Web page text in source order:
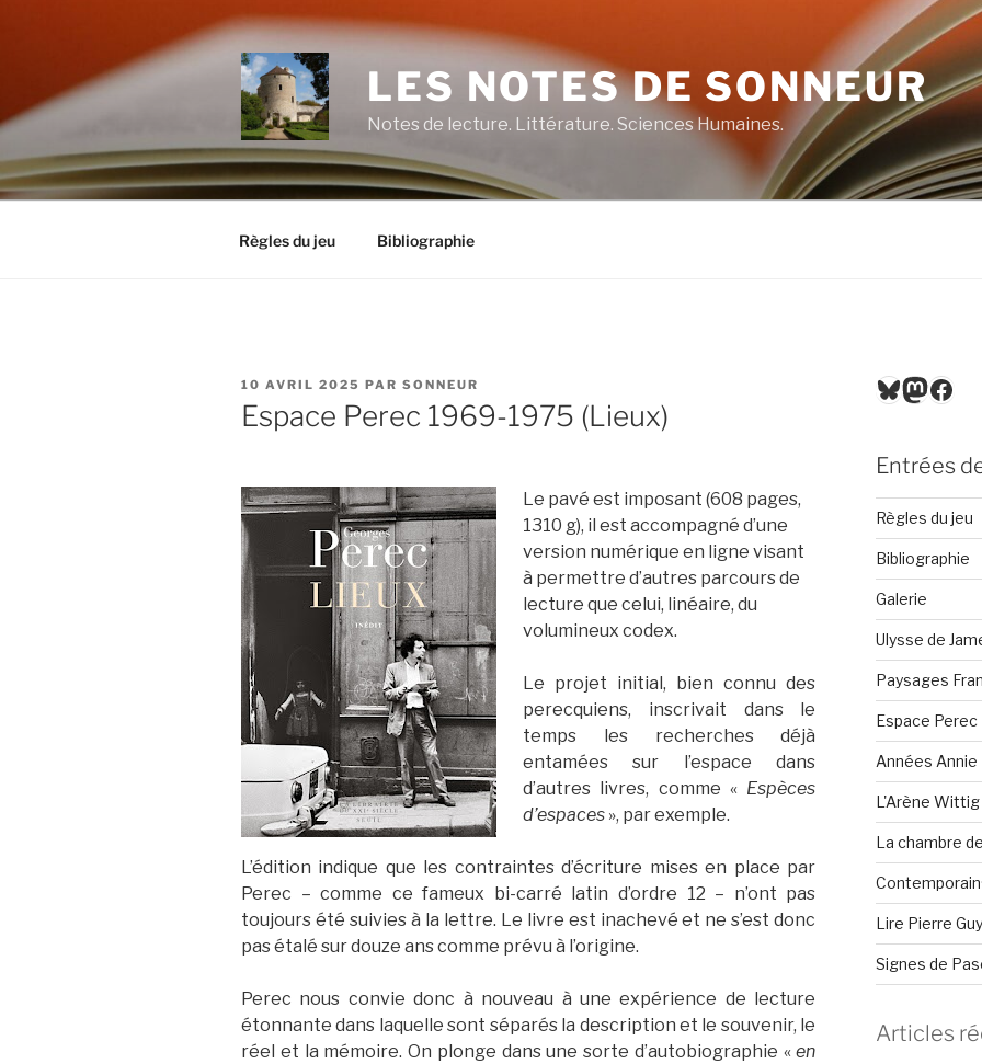
principal
LES NOTES DE SONNEUR
Notes de lecture. Littérature. Sciences Humaines.
Règles du jeu Bibliographie
PUBLIÉ
LE
10 AVRIL 2025 PAR SONNEUR
Espace Perec 1969-1975 (Lieux)
Le pavé est imposant (608 pages,
1310 g), il est accompagné d’une
version numérique en ligne visant
à permettre d’autres parcours de
lecture que celui, linéaire, du
volumineux codex.
Le projet initial, bien connu des
perecquiens, inscrivait dans le
temps les recherches déjà
entamées sur l’espace dans
d’autres livres, comme « Espèces
d’espaces », par exemple.
L’édition indique que les contraintes d’écriture mises en place par
Perec – comme ce fameux bi-carré latin d’ordre 12 – n’ont pas
toujours été suivies à la lettre. Le livre est inachevé et ne s’est donc
pas étalé sur douze ans comme prévu à l’origine.
Perec nous convie donc à nouveau à une expérience de lecture
étonnante dans laquelle sont séparés la description et le souvenir, le
réel et la mémoire. On plonge dans une sorte d’autobiographie «en
Bluesky
Entrées
Règles du jeu
Bibliographie
Galerie
Ulysse de
Paysages
Espace Perec
Années Annie
L'Arène Wittig
La chambre
Lire Pierre
Signes de
Articles